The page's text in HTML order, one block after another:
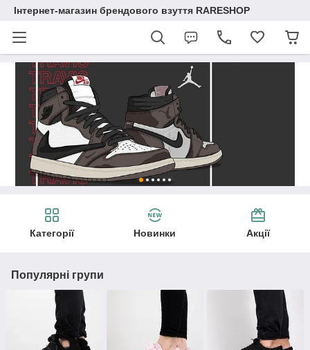
Інтернет-магазин брендового взуття RARESHOP
Категорії Новинки Акції
Популярні групи